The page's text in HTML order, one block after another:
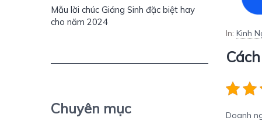
In: Kinh
Doanh
Mẫu lời chúc Giáng Sinh đặc biệt hay
cho năm 2024
Chuyên mục